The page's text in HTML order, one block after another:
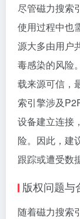
尽管磁力搜索
使用过程中也
源大多由用户
毒感染的风险
载来源可信，
索引擎涉及
设备建立连接
险。因此，建
跟踪或遭受数
版权问题与
随着磁力搜索